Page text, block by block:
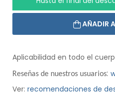
AÑADIR
Aplicabilidad en todo el
Reseñas de nuestros usuarios:
Ver: recomendaciones de